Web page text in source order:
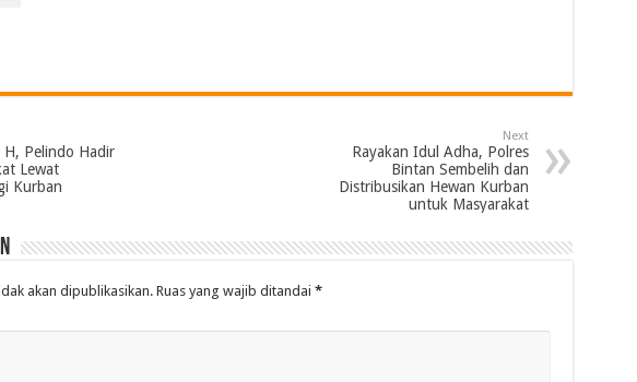
Pelindo Hadir
Lewat
Kurban
Next
Rayakan Idul Adha, Polres
Bintan Sembelih dan
Distribusikan Hewan Kurban
untuk Masyarakat
akan dipublikasikan. Ruas yang wajib ditandai *